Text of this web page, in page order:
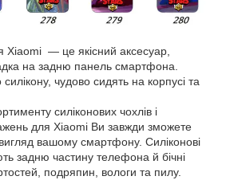
Xiaomi — це якісний аксесуар,
на задню панель смартфона.
силікону, чудово сидять на корпусі та
силіконових чохлів і
для Xiaomi Ви завжди зможете
вашому смартфону. Силіконові
задню частину телефона й бічні
подряпин, вологи та пилу.